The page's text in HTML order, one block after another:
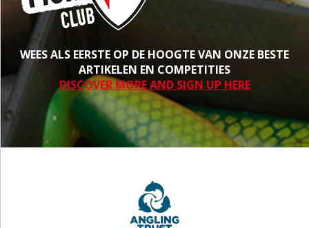
WEES ALS EERSTE OP DE HOOGTE VAN ONZE BESTE
ARTIKELEN EN COMPETITIES
DISCOVER MORE AND SIGN UP HERE